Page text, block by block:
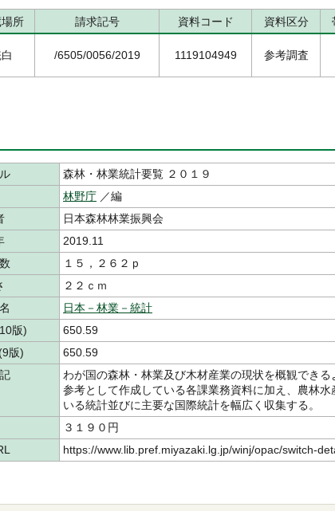
所 請求記号 資料コード 資料区分
/6505/0056/2019 1119104949 参考調査
森林・林業統計要覧 ２０１９
林野庁 ／編
日本森林林業振興会
2019.11
１５，２６２ｐ
２２ｃｍ
日本－林業－統計
版)
650.59
版)
650.59
わが国の森林・林業及び木材産業の現状を概観でき
参考として作成している各課業務資料に加え、農林
いる統計並びに主要な国際統計を幅広く収集する。
３１９０円
https://www.lib.pref.miyazaki.lg.jp/winj/opac/switch-